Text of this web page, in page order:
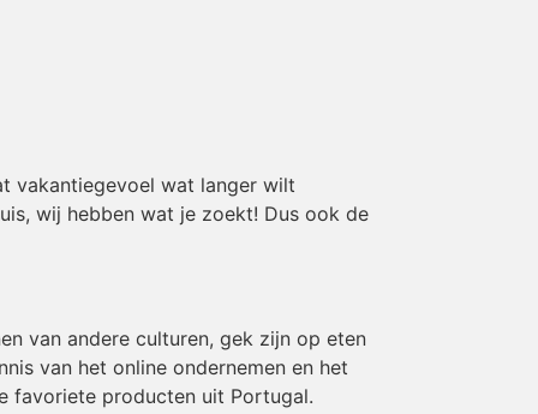
vakantiegevoel wat langer wilt
wij hebben wat je zoekt! Dus ook de
van andere culturen, gek zijn op eten
van het online ondernemen en het
favoriete producten uit Portugal.